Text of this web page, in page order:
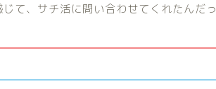
て、サチ活に問い合わせてくれたんだっ